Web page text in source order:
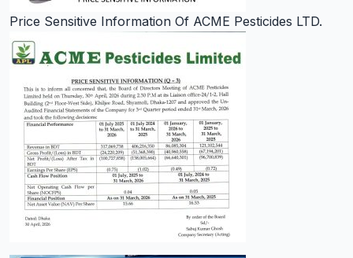
Price Sensitive Information Of ACME Pesticides LTD.